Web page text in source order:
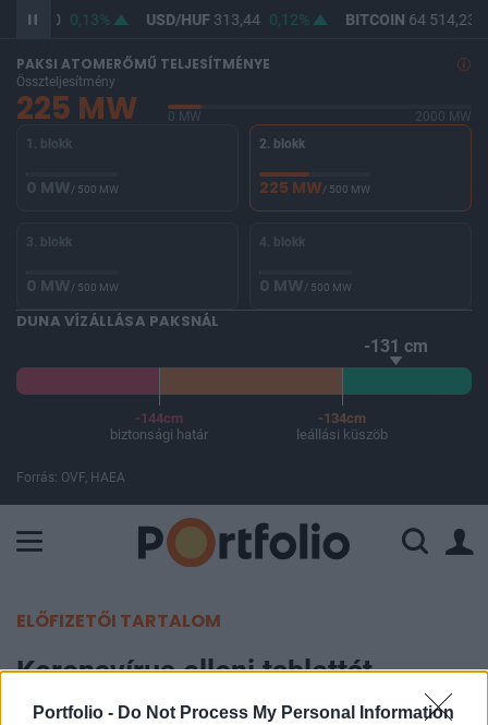
Portfolio - Do Not Process My Personal Information
362,20 0,13% USD/HUF313,44 0,12% BITCOIN 64 514,23
PAKSI ATOMERŐMŰ TELJESÍTMÉNYE
Összteljesítmény
225 MW 0 MW
2000 MW
1. blokk
0 MW/ 500 MW
2. blokk
225 MW/ 500 MW
3. blokk
0 MW/ 500 MW
4. blokk
0 MW/ 500 MW
DUNA VÍZÁLLÁSA PAKSNÁL
-131 cm
-144cm
biztonsági határ
-134cm
leállási küszöb
Forrás: OVF, HAEA
ELŐFIZETŐI TARTALOM
Koronavírus elleni tablettát
engedélyezett Dánia